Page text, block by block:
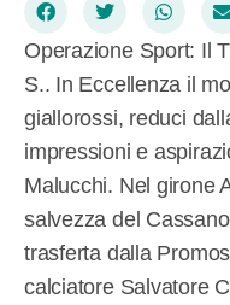
Operazione Sport: Il
S.. In Eccellenza il
giallorossi, reduci
impressioni e
Malucchi. Nel girone
salvezza del
trasferta dalla
calciatore Salvatore